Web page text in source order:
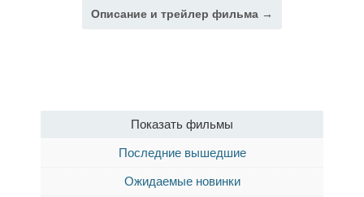
Описание и трейлер фильма →
Показать фильмы
Последние вышедшие
Ожидаемые новинки